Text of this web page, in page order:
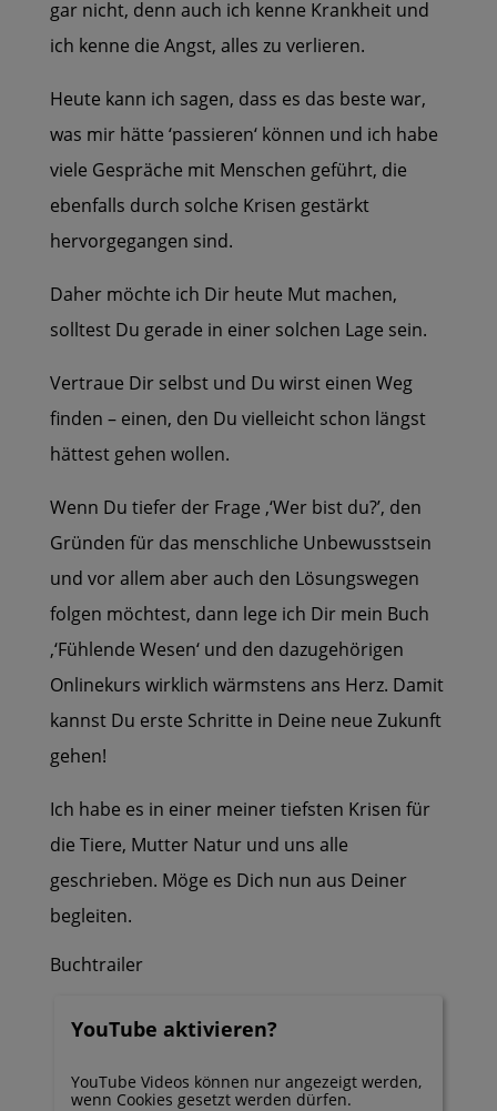
gar nicht, denn auch ich kenne Krankheit und
ich kenne die Angst, alles zu verlieren.
Heute kann ich sagen, dass es das beste war,
was mir hätte ‘passieren‘ können und ich habe
viele Gespräche mit Menschen geführt, die
ebenfalls durch solche Krisen gestärkt
hervorgegangen sind.
Daher möchte ich Dir heute Mut machen,
solltest Du gerade in einer solchen Lage sein.
Vertraue Dir selbst und Du wirst einen Weg
finden – einen, den Du vielleicht schon längst
hättest gehen wollen.
Wenn Du tiefer der Frage ‚‘Wer bist du?’, den
Gründen für das menschliche Unbewusstsein
und vor allem aber auch den Lösungswegen
folgen möchtest, dann lege ich Dir mein Buch
‚‘Fühlende Wesen‘ und den dazugehörigen
Onlinekurs wirklich wärmstens ans Herz. Damit
kannst Du erste Schritte in Deine neue Zukunft
gehen!
Ich habe es in einer meiner tiefsten Krisen für
die Tiere, Mutter Natur und uns alle
geschrieben. Möge es Dich nun aus Deiner
begleiten.
Buchtrailer
YouTube aktivieren?
YouTube Videos können nur angezeigt werden,
wenn Cookies gesetzt werden dürfen.